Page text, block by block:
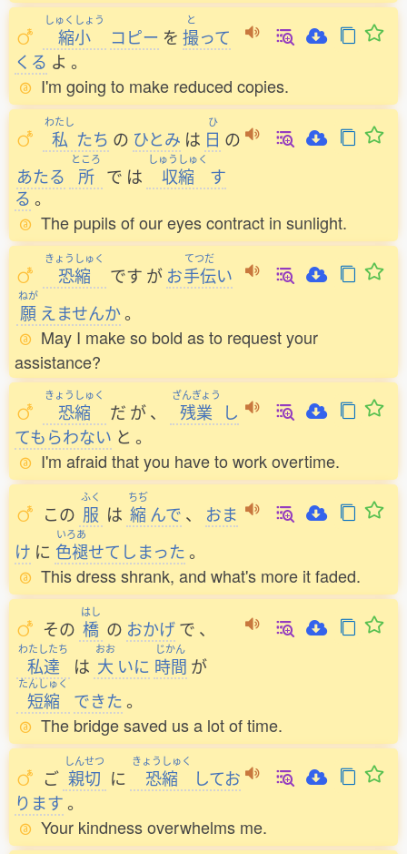
しゅくしょう
縮小 コピー を
と
撮って
くる よ 。
I'm going to make reduced copies.
わたし
私 たち の ひとみ は
ひ
日 の
あたる
ところ
所 で は
しゅうしゅく
収縮
す
る 。
The pupils of our eyes contract in sunlight.
きょうしゅく
恐縮 です が お
てつだ
手伝い
ねが
願 えませんか。
May I make so bold as to request your
assistance?
きょうしゅく
恐縮 だ が、
ざんぎょう
残業
し
てもらわない と 。
I'm afraid that you have to work overtime.
この
ふく
服 は
ちぢ
縮 んで 、
おま
け に
いろあ
色褪せてしまった。
This dress shrank, and what's more it faded.
その
はし
橋 の おかげで 、
わたしたち
私達 は
おお
大 いに
じかん
時間 が
たんしゅく
短縮 できた。
The bridge saved us a lot of time.
ご
しんせつ
親切 に
きょうしゅく
恐縮
してお
ります。
Your kindness overwhelms me.